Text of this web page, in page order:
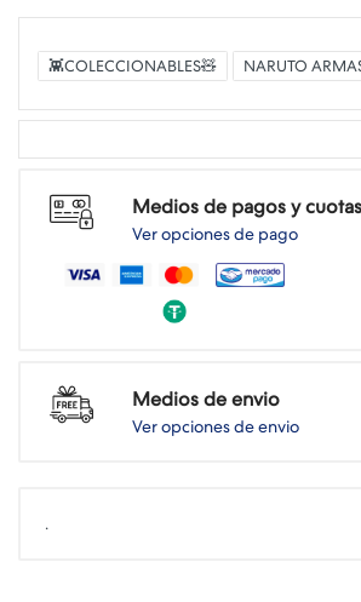
👾COLECCIONABLES🧸 NARUTO
Medios de pagos y cuotas
Ver opciones de pago
Medios de envio
Ver opciones de envio
.